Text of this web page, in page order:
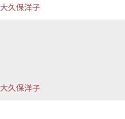
大久保洋子
大久保洋子